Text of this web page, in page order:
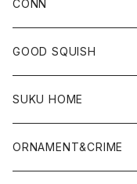
CONN
CONN
GOOD SQUISH
SUKU HOME
ORNAMENT&CRIME